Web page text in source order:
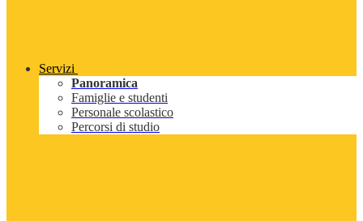
Servizi
Panoramica
Famiglie e studenti
Personale scolastico
Percorsi di studio